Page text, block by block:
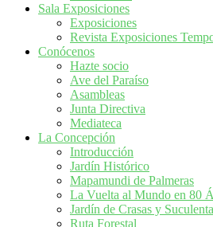
Sala Exposiciones
Exposiciones
Revista Exposiciones
Conócenos
Hazte socio
Ave del Paraíso
Asambleas
Junta Directiva
Mediateca
La Concepción
Introducción
Jardín Histórico
Mapamundi de Palmeras
La Vuelta al Mundo en 80
Jardín de Crasas y
Ruta Forestal